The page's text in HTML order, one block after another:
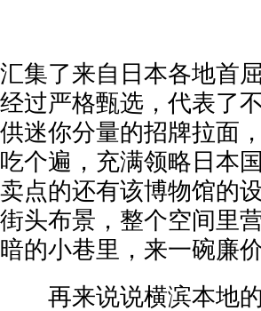
汇集了来自日本各地首
经过严格甄选，代表了
供迷你分量的招牌拉面
吃个遍，充满领略日本
卖点的还有该博物馆的
街头布景，整个空间里
暗的小巷里，来一碗廉
再来说说横滨本地的